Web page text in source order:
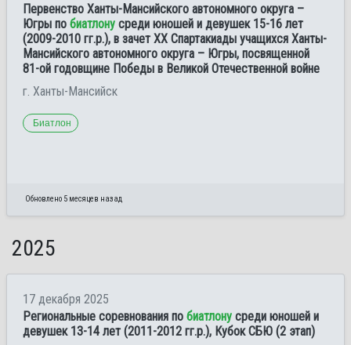
Первенство Ханты-Мансийского автономного округа –
Югры по биатлону среди юношей и девушек 15-16 лет
(2009-2010 гг.р.), в зачет ХХ Спартакиады учащихся Ханты-
Мансийского автономного округа – Югры, посвященной
81-ой годовщине Победы в Великой Отечественной войне
г. Ханты-Мансийск
Биатлон
Обновлено 5 месяцев назад
2025
17 декабря 2025
Региональные соревнования по биатлону среди юношей и
девушек 13-14 лет (2011-2012 гг.р.), Кубок СБЮ (2 этап)